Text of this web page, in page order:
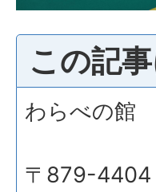
この記
わらべの館
〒879-4404